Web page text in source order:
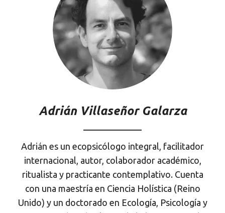
Adrián Villaseñor Galarza
Adrián es un ecopsicólogo integral, facilitador
internacional, autor, colaborador académico,
ritualista y practicante contemplativo. Cuenta
con una maestría en Ciencia Holística (Reino
Unido) y un doctorado en Ecología, Psicología y